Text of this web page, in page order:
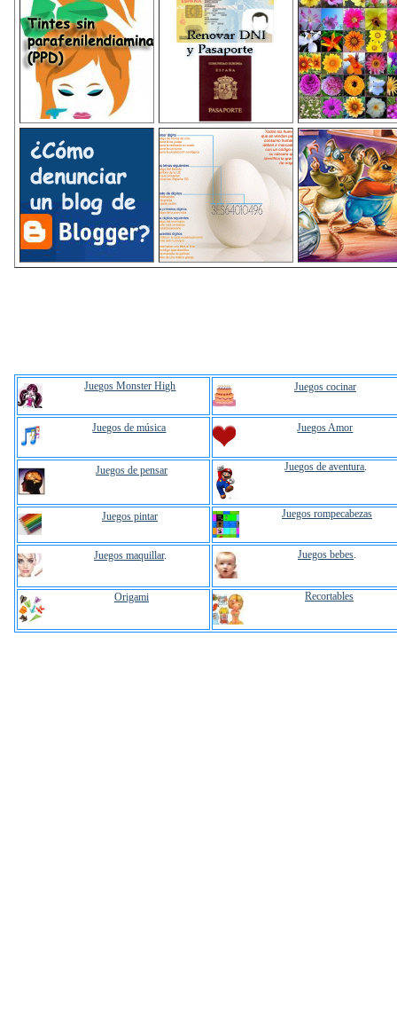
Juegos Monster High Juegos cocinar
Juegos de música Juegos Amor
Juegos de pensar Juegos de aventura.
Juegos pintar Juegos rompecabezas
Juegos maquillar. Juegos bebes.
Origami Recortables